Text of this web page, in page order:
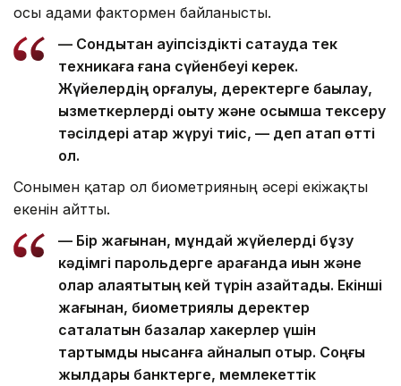
осы адами фактормен байланысты.
— Сондықтан қауіпсіздікті сақтауда тек
техникаға ғана сүйенбеуі керек.
Жүйелердің қорғалуы, деректерге бақылау,
қызметкерлерді оқыту және қосымша тексеру
тәсілдері қатар жүруі тиіс, — деп атап өтті
ол.
Сонымен қатар ол биометрияның әсері екіжақты
екенін айтты.
— Бір жағынан, мұндай жүйелерді бұзу
кәдімгі парольдерге қарағанда қиын және
олар алаяқтықтың кей түрін азайтады. Екінші
жағынан, биометриялық деректер
сақталатын базалар хакерлер үшін
тартымды нысанға айналып отыр. Соңғы
жылдары банктерге, мемлекеттік